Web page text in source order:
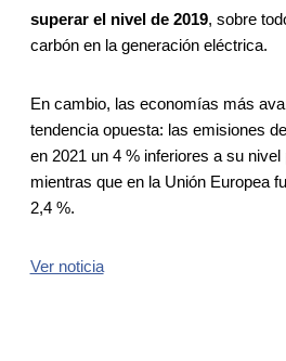
superar el nivel de 2019, sobre
carbón en la generación eléctrica.
En cambio, las economías más
tendencia opuesta: las emisiones
en 2021 un 4 % inferiores a su
mientras que en la Unión Europea
2,4 %.
Ver noticia